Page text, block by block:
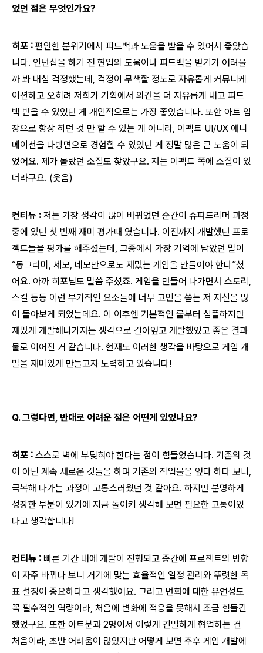
었던 점은 무엇인가요?
히포 : 편안한 분위기에서 피드백과 도움을 받을 수 있어서 좋았습
니다. 인턴십을 하기 전 현업의 도움이나 피드백을 받기가 어려울
까 봐 내심 걱정했는데, 걱정이 무색할 정도로 자유롭게 커뮤니케
이션하고 오히려 저희가 기획에서 의견을 더 자유롭게 내고 피드
백 받을 수 있었던 게 개인적으로는 가장 좋았습니다. 또한 아트 입
장으로 항상 하던 것 만 할 수 있는 게 아니라, 이펙트 UI/UX 애니
메이션을 다방면으로 경험할 수 있었던 게 정말 많은 큰 도움이 되
었어요. 제가 몰랐던 소질도 찾았구요. 저는 이펙트 쪽에 소질이 있
더라구요. (웃음)
컨티뉴 : 저는 가장 생각이 많이 바뀌었던 순간이 슈퍼드리머 과정
중에 있던 첫 번째 재미 평가때 였습니다. 이전까지 개발했던 프로
젝트들을 평가를 해주셨는데, 그중에서 가장 기억에 남았던 말이
“동그라미, 세모, 네모만으로도 재밌는 게임을 만들어야 한다”셨
어요. 아까 히포님도 말씀 주셨죠. 게임을 만들어 나가면서 스토리,
스킬 등등 이런 부가적인 요소들에 너무 고민을 쏟는 저 자신을 많
이 돌아보게 되었는데요. 이 이후엔 기본적인 룰부터 심플하지만
재밌게 개발해나가자는 생각으로 갈아엎고 개발했었고 좋은 결과
물로 이어진 거 같습니다. 현재도 이러한 생각을 바탕으로 게임 개
발을 재미있게 만들고자 노력하고 있습니다!
Q. 그렇다면, 반대로 어려운 점은 어떤게 있었나요?
히포 : 스스로 벽에 부딪혀야 한다는 점이 힘들었습니다. 기존의 것
이 아닌 계속 새로운 것들을 하며 기존의 작업물을 엎다 하다 보니,
극복해 나가는 과정이 고통스러웠던 것 같아요. 하지만 분명하게
성장한 부분이 있기에 지금 돌이켜 생각해 보면 필요한 고통이었
다고 생각합니다!
컨티뉴 : 빠른 기간 내에 개발이 진행되고 중간에 프로젝트의 방향
이 자주 바뀌다 보니 거기에 맞는 효율적인 일정 관리와 뚜렷한 목
표 설정이 중요하다고 생각했어요. 그리고 변화에 대한 유연성도
꼭 필수적인 역량이라, 처음에 변화에 적응을 못해서 조금 힘들긴
했었구요. 또한 아트분과 2명이서 이렇게 긴밀하게 협업하는 건
처음이라, 초반 어려움이 많았지만 어떻게 보면 추후 게임 개발에